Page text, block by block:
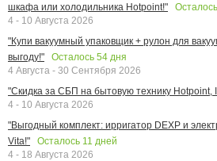
шкафа или холодильника Hotpoint!"
Осталось
4 - 10 Августа 2026
"Купи вакуумный упаковщик + рулон для
выгоду!"
Осталось 54 дня
4 Августа - 30 Сентября 2026
"Скидка за СБП на бытовую технику Hotpoint,
4 - 10 Августа 2026
"Выгодный комплект: ирригатор DEXP и
Vita!"
Осталось 11 дней
4 - 18 Августа 2026